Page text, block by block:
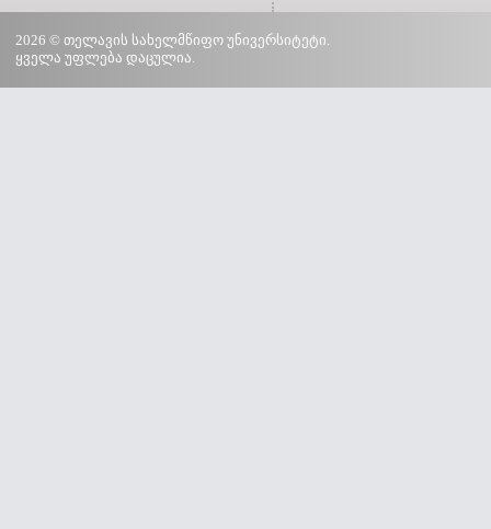
2026 © თელავის სახელმწიფო უნივერსიტეტი.
ყველა უფლება დაცულია.